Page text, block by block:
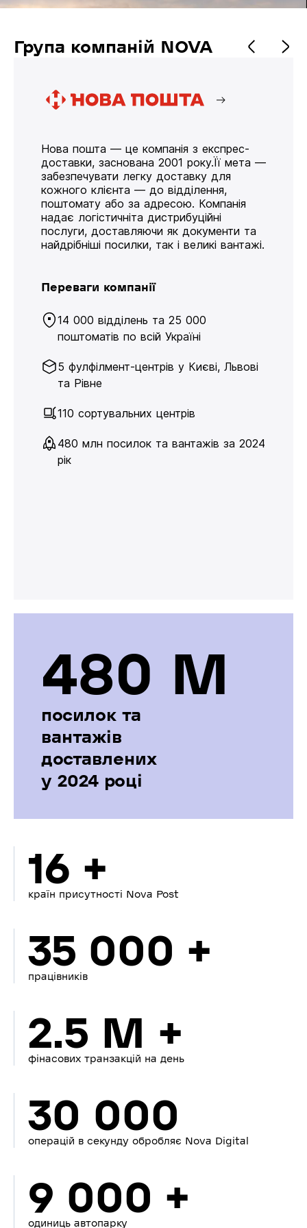
Група компаній NOVA
Нова пошта — це компанія з експрес-
доставки, заснована 2001 року.Її мета —
забезпечувати легку доставку для
кожного клієнта — до відділення,
поштомату або за адресою. Компанія
надає логістичніта дистрибуційні
послуги, доставляючи як документи та
найдрібніші посилки, так і великі вантажі.
Переваги компанії
14 000 відділень та 25 000
поштоматів по всій Україні
5 фулфілмент-центрів у Києві, Львові
та Рівне
110 сортувальних центрів
480 млн посилок та вантажів за 2024
рік
480 М
посилок та
вантажів
доставлених
у 2024 році
16 +
країн присутності Nova Post
35 000 +
працівників
2.5 M +
фінасових транзакцій на день
30 000
операцій в секунду обробляє Nova Digital
9 000 +
одиниць автопарку